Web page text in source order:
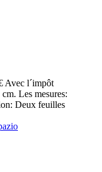
Avec l´impôt
Les mesures:
Deux feuilles